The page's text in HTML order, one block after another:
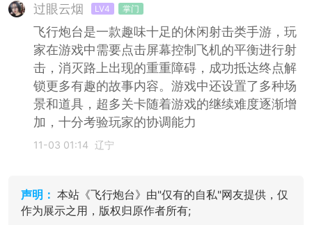
过眼云烟 LV4 掌门
飞行炮台是一款趣味十足的休闲射击类手游，玩
家在游戏中需要点击屏幕控制飞机的平衡进行射
击，消灭路上出现的重重障碍，成功抵达终点解
锁更多有趣的故事内容。游戏中还设置了多种场
景和道具，超多关卡随着游戏的继续难度逐渐增
加，十分考验玩家的协调能力
11-03 01:14 辽宁
声明： 本站《飞行炮台》由"仅有的自私"网友提供，仅
作为展示之用，版权归原作者所有;